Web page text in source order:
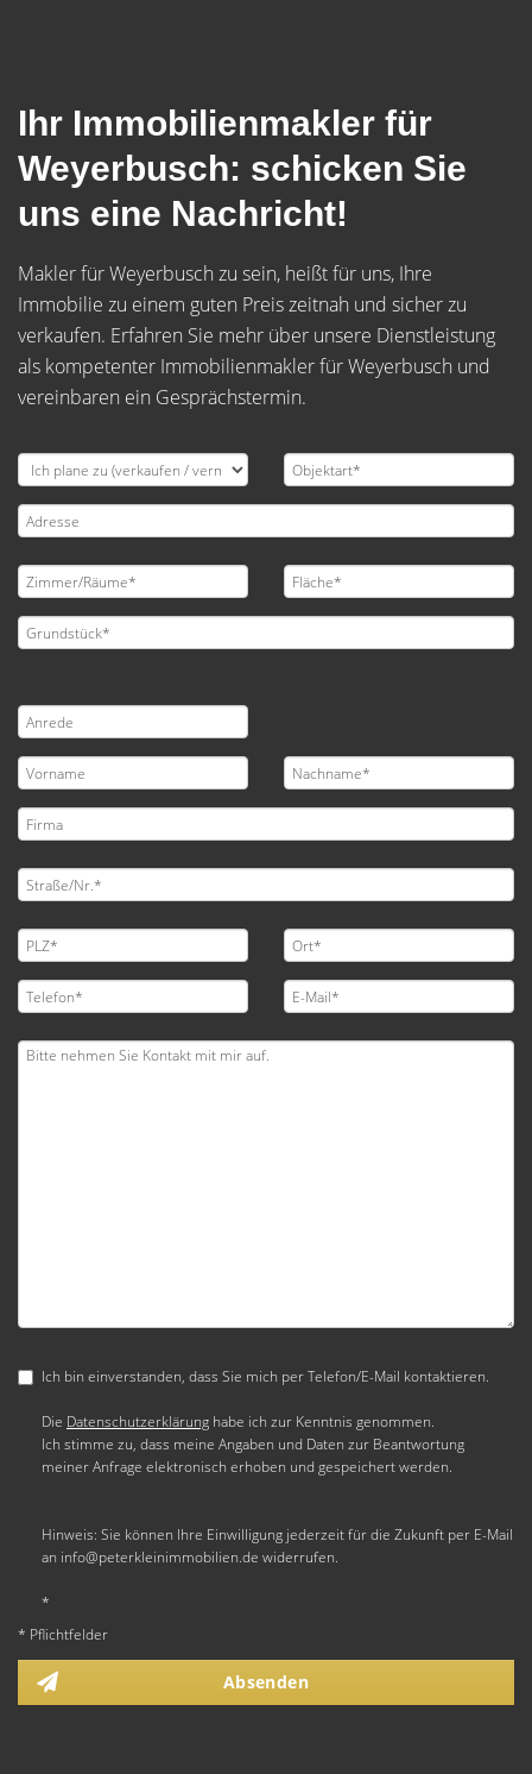
Ihr Immobilienmakler für
Weyerbusch: schicken Sie
uns eine Nachricht!
Makler für Weyerbusch zu sein, heißt für uns, Ihre
Immobilie zu einem guten Preis zeitnah und sicher zu
verkaufen. Erfahren Sie mehr über unsere Dienstleistung
als kompetenter Immobilienmakler für Weyerbusch und
vereinbaren ein Gesprächstermin.
Ich bin einverstanden, dass Sie mich per Telefon/E-Mail kontaktieren.
Die Datenschutzerklärung habe ich zur Kenntnis genommen.
Ich stimme zu, dass meine Angaben und Daten zur Beantwortung
meiner Anfrage elektronisch erhoben und gespeichert werden.
Hinweis: Sie können Ihre Einwilligung jederzeit für die Zukunft per E-Mail
an info@peterkleinimmobilien.de widerrufen.
*
* Pflichtfelder
Absenden